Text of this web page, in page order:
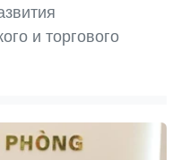
и торгового